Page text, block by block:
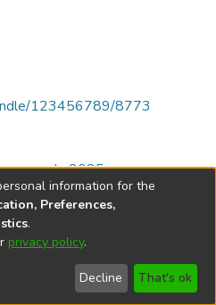
123456789/8773
mayo de 2025
de Córdoba
information for the
Preferences,
.
privacy policy.
Decline That's ok